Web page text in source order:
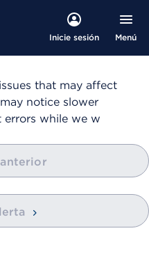
Inicie sesión Menú
that may affect
notice slower
errors while we w